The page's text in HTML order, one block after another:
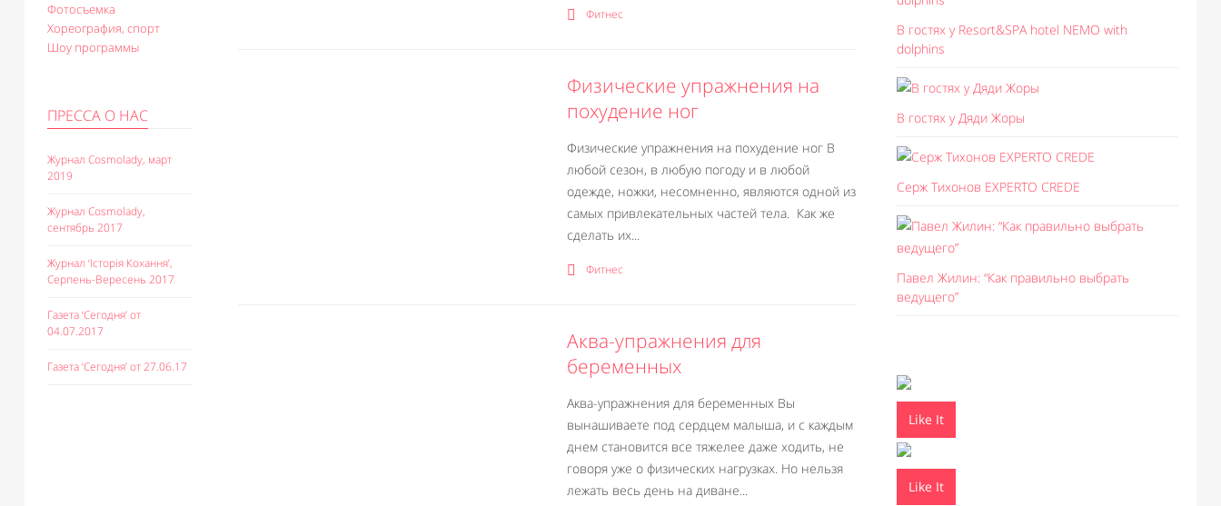
Фотосъемка
Хореография, спорт
Шоу программы
ПРЕССА О НАС
Журнал Cosmolady, март
2019
Журнал Cosmolady,
сентябрь 2017
Журнал ‘Історія Кохання’,
Серпень-Вересень 2017
Газета ‘Сегодня’ от
04.07.2017
Газета ‘Сегодня’ от 27.06.17
Фитнес
Физические упражнения на
похудение ног
Физические упражнения на похудение ног В
любой сезон, в любую погоду и в любой
одежде, ножки, несомненно, являются одной из
самых привлекательных частей тела. Как же
сделать их...
Фитнес
Аква-упражнения для
беременных
Аква-упражнения для беременных Вы
вынашиваете под сердцем малыша, и с каждым
днем становится все тяжелее даже ходить, не
говоря уже о физических нагрузках. Но нельзя
лежать весь день на диване...
В гостях у Resort&SPA hotel NEMO with
dolphins
В гостях у Дяди Жоры
Серж Тихонов EXPERTO CREDE
Павел Жилин: “Как правильно выбрать
ведущего”
Like It
Like It